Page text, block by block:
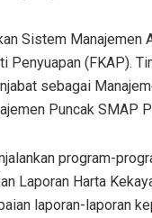
Sistem Manajemen
Penyuapan (FKAP).
sebagai
Puncak SMAP
program-
Laporan Harta
laporan-laporan